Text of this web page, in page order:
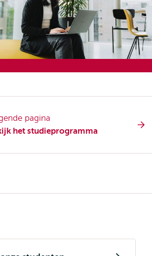
pagina
het studieprogramma